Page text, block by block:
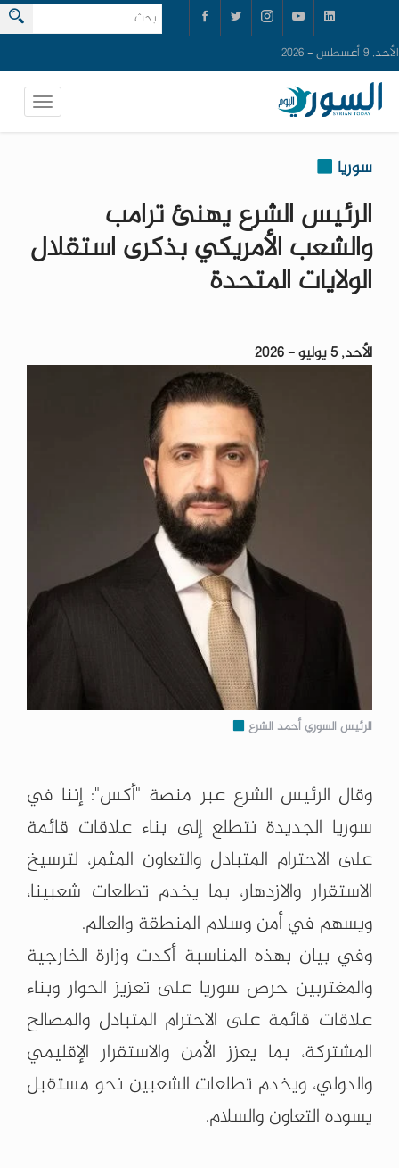
الأحد, 9 أغسطس - 2026
سوريا
الرئيس الشرع يهنئ ترامب
والشعب الأمريكي بذكرى استقلال
الولايات المتحدة
الأحد, 5 يوليو - 2026
الرئيس السوري أحمد الشرع
وقال الرئيس الشرع عبر منصة "أكس": إننا في
سوريا الجديدة نتطلع إلى بناء علاقات ‏قائمة
على الاحترام المتبادل والتعاون ‏المثمر، لترسيخ
الاستقرار والازدهار، بما يخدم ‏تطلعات شعبينا،
ويسهم في أمن وسلام ‏المنطقة والعالم.
وفي بيان بهذه المناسبة أكدت وزارة الخارجية
والمغتربين حرص سوريا على تعزيز ‏الحوار وبناء
علاقات قائمة على الاحترام المتبادل والمصالح
المشتركة، بما يعزز الأمن ‏والاستقرار الإقليمي
والدولي، ويخدم تطلعات الشعبين نحو مستقبل
يسوده التعاون ‏والسلام.‏